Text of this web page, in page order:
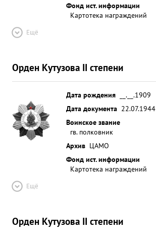
Фонд ист. информации
Картотека награждений
Ещё
Орден Кутузова II степени
Дата рождения
__.__.1909
Дата документа 22.07.1944
Воинское звание
гв. полковник
Архив ЦАМО
Фонд ист. информации
Картотека награждений
Ещё
Орден Кутузова II степени